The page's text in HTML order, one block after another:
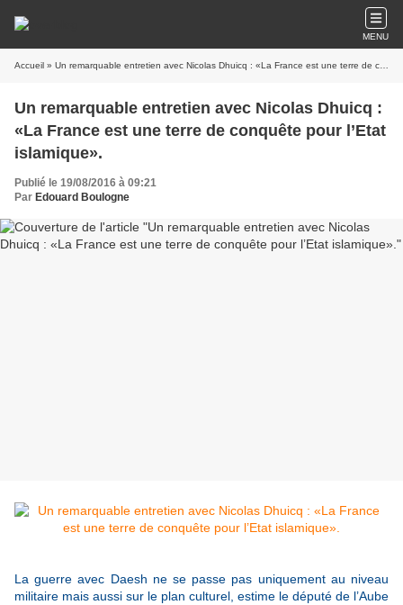
MENU
Accueil » Un remarquable entretien avec Nicolas Dhuicq : «La France est une terre de conquête pour l’Etat islamique».
Un remarquable entretien avec Nicolas Dhuicq :
«La France est une terre de conquête pour l’Etat
islamique».
Publié le 19/08/2016 à 09:21
Par Edouard Boulogne
La guerre avec Daesh ne se passe pas uniquement au niveau
militaire mais aussi sur le plan culturel, estime le député de l’Aube